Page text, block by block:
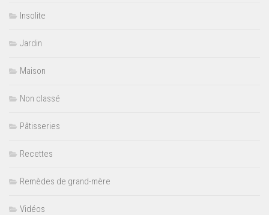
Insolite
Jardin
Maison
Non classé
Pâtisseries
Recettes
Remèdes de grand-mère
Vidéos